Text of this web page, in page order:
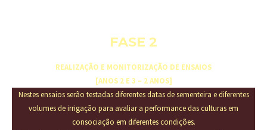
FASE 2
REALIZAÇÃO E MONITORIZAÇÃO DE ENSAIOS
[ANOS 2 E 3 – 2 ANOS]
Nestes ensaios serão testadas diferentes datas de sementeira e diferentes
volumes de irrigação para avaliar a performance das culturas em
consociação em diferentes condições.